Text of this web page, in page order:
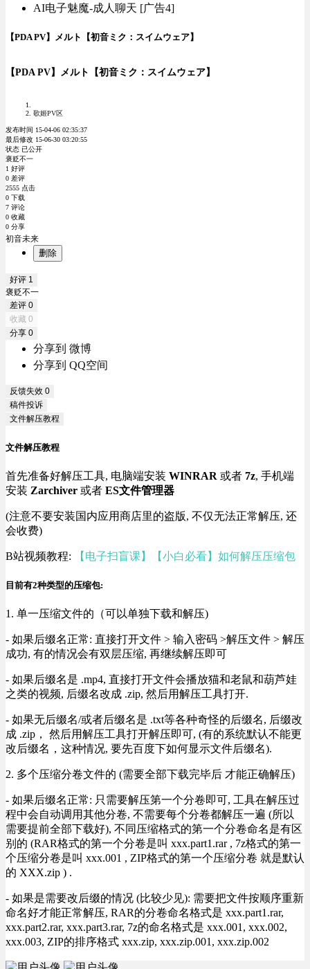
AI电子魅魔-成人聊天 [广告4]
【PDA PV】メルト【初音ミク：スイムウェア】
【PDA PV】メルト【初音ミク：スイムウェア】
歌姬PV区
发布时间 15-04-06 02:35:37
最后修改 15-06-30 03:20:55
状态 已公开
褒贬不一
1 好评
0 差评
2555 点击
0 下载
7 评论
0 收藏
0 分享
初音未来
删除
好评 1
褒贬不一
差评 0
收藏 0
分享 0
分享到 微博
分享到 QQ空间
反馈失效 0
稿件投诉
文件解压教程
文件解压教程
首先准备好解压工具, 电脑端安装 WINRAR 或者 7z, 手机端
安装 Zarchiver 或者 ES文件管理器
(注意不要安装国内应用商店里的盗版, 不仅无法正常解压, 还
会收费)
B站视频教程: 【电子扫盲课】【小白必看】如何解压压缩包
目前有2种类型的压缩包:
1. 单一压缩文件的（可以单独下载和解压)
- 如果后缀名正常: 直接打开文件 > 输入密码 >解压文件 > 解压
成功, 有的情况会有双层压缩, 再继续解压即可
- 如果后缀名是 .mp4, 直接打开文件会播放猫和老鼠和葫芦娃
之类的视频, 后缀名改成 .zip, 然后用解压工具打开.
- 如果无后缀名/或者后缀名是 .txt等各种奇怪的后缀名, 后缀改
成 .zip， 然后用解压工具打开解压即可, (有的系统默认不能更
改后缀名，这种情况, 要先百度下如何显示文件后缀名).
2. 多个压缩分卷文件的 (需要全部下载完毕后 才能正确解压)
- 如果后缀名正常: 只需要解压第一个分卷即可, 工具在解压过
程中会自动调用其他分卷, 不需要每个分卷都解压一遍 (所以
需要提前全部下载好), 不同压缩格式的第一个分卷命名是有区
别的 (RAR格式的第一个分卷是叫 xxx.part1.rar , 7z格式的第一
个压缩分卷是叫 xxx.001 , ZIP格式的第一个压缩分卷 就是默认
的 XXX.zip ) .
- 如果是需要改后缀的情况 (比较少见): 需要把文件按顺序重新
命名好才能正常解压, RAR的分卷命名格式是 xxx.part1.rar,
xxx.part2.rar, xxx.part3.rar, 7z的命名格式是 xxx.001, xxx.002,
xxx.003, ZIP的排序格式 xxx.zip, xxx.zip.001, xxx.zip.002